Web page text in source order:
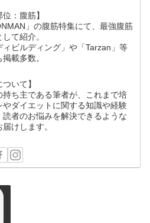
位：腹筋】
」の腹筋特集にて、最強腹筋
て紹介。
ィビルディング」や「Tarzan」等
載多数。
ついて】
持ち主である筆者が、これまで培
やダイエットに関する知識や経験
読者のお悩みを解決できるような
けします。